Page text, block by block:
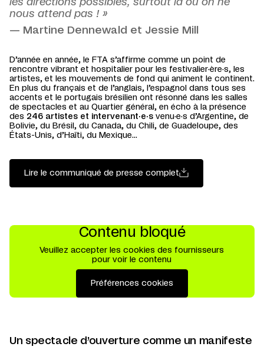
les directions possibles, surtout là où on ne
nous attend pas ! »
— Martine Dennewald et Jessie Mill
D’année en année, le FTA s’affirme comme un point de
rencontre vibrant et hospitalier pour les festivalier·ère·s, les
artistes, et les mouvements de fond qui animent le continent.
En plus du français et de l’anglais, l’espagnol dans tous ses
accents et le portugais brésilien ont résonné dans les salles
de spectacles et au Quartier général, en écho à la présence
des 246 artistes et intervenant·e·s venu·e·s d’Argentine, de
Bolivie, du Brésil, du Canada, du Chili, de Guadeloupe, des
États-Unis, d’Haïti, du Mexique...
Lire le communiqué de presse complet
Contenu bloqué
Veuillez accepter les cookies des fournisseurs
pour voir le contenu
Préférences cookies
Un spectacle d’ouverture comme un manifeste